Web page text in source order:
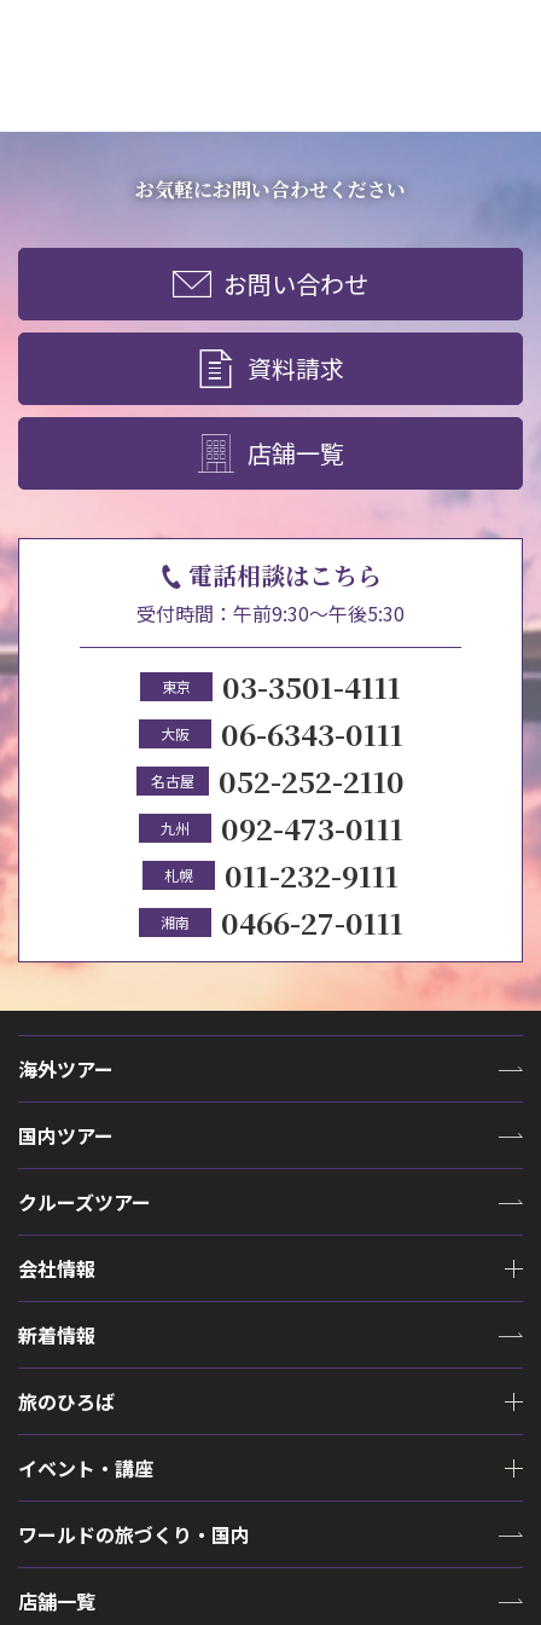
お気軽にお問い合わせください
お問い合わせ
資料請求
店舗一覧
電話相談はこちら
受付時間：午前9:30～午後5:30
東京 03-3501-4111
大阪 06-6343-0111
名古屋 052-252-2110
九州 092-473-0111
札幌 011-232-9111
湘南 0466-27-0111
海外ツアー
国内ツアー
クルーズツアー
会社情報
新着情報
旅のひろば
イベント・講座
ワールドの旅づくり・国内
店舗一覧